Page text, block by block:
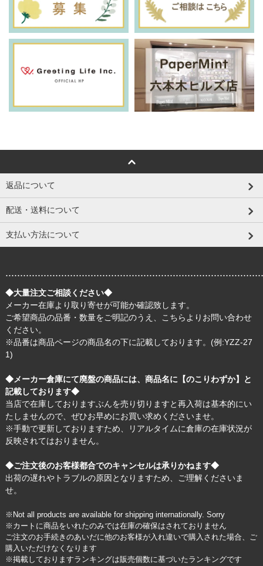
返品について
配送・送料について
支払い方法について
◆大量注文ご相談ください◆
メーカー在庫より取り寄せが可能か確認致します。
ご希望商品の品番・数量をご明記のうえ、
こちら よりお問い合わせ
ください。
※品番は商品ページの商品名の下に記載しております。(例:YZZ-27
1)
◆メーカー倉庫にて廃盤の商品には、商品名に【のこりわずか】と
記載しております◆
当店で在庫しておりますぶんを売り切りますと再入荷は基本的にい
たしませんので、ぜひお早めにお買い求めくださいませ。
※手動で更新しておりますため、リアルタイムに倉庫の在庫状況が
反映されてはおりません。
◆ご注文後のお客様都合でのキャンセルは承りかねます◆
出荷の遅れやトラブルの原因となりますため、ご理解くださいま
せ。
※Not all products are available for shipping internationally. Sorry
※カートに商品をいれたのみでは在庫の確保はされておりません
ご注文のお手続きのあいだに他のお客様が入れ違いで購入された場合、ご
購入いただけなくなります
※掲載しておりますランキングは販売個数に基づいたランキングです